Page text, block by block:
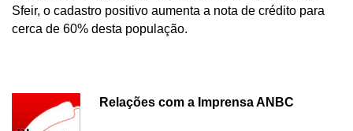
Sfeir, o cadastro positivo aumenta a nota de crédito para
cerca de 60% desta população.
Relações com a Imprensa ANBC